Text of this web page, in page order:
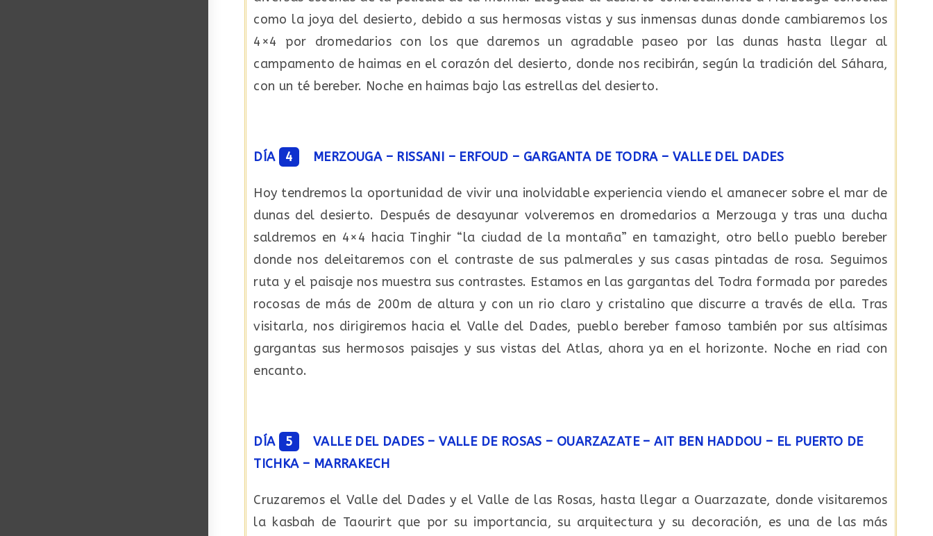
como la joya del desierto, debido a sus hermosas vistas y sus inmensas dunas donde cambiaremos los
4×4 por dromedarios con los que daremos un agradable paseo por las dunas hasta llegar al
campamento de haimas en el corazón del desierto, donde nos recibirán, según la tradición del Sáhara,
con un té bereber. Noche en haimas bajo las estrellas del desierto.
DÍA 4 MERZOUGA – RISSANI – ERFOUD – GARGANTA DE TODRA – VALLE DEL DADES
Hoy tendremos la oportunidad de vivir una inolvidable experiencia viendo el amanecer sobre el mar de
dunas del desierto. Después de desayunar volveremos en dromedarios a Merzouga y tras una ducha
saldremos en 4×4 hacia Tinghir “la ciudad de la montaña” en tamazight, otro bello pueblo bereber
donde nos deleitaremos con el contraste de sus palmerales y sus casas pintadas de rosa. Seguimos
ruta y el paisaje nos muestra sus contrastes. Estamos en las gargantas del Todra formada por paredes
rocosas de más de 200m de altura y con un rio claro y cristalino que discurre a través de ella. Tras
visitarla, nos dirigiremos hacia el Valle del Dades, pueblo bereber famoso también por sus altísimas
gargantas sus hermosos paisajes y sus vistas del Atlas, ahora ya en el horizonte. Noche en riad con
encanto.
DÍA 5
VALLE DEL DADES – VALLE DE ROSAS – OUARZAZATE – AIT BEN HADDOU – EL PUERTO DE
TICHKA – MARRAKECH
Cruzaremos el Valle del Dades y el Valle de las Rosas, hasta llegar a Ouarzazate, donde visitaremos
la kasbah de Taourirt que por su importancia, su arquitectura y su decoración, es una de las más